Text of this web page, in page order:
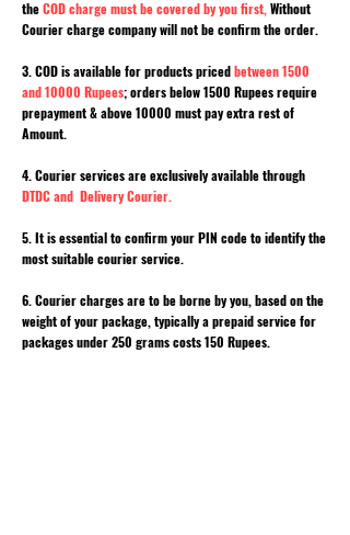
theCOD charge must be covered by you first, Without
Courier charge company will not be confirm the order.
3. COD is available for products pricedbetween 1500
and 10000 Rupees; orders below 1500 Rupees require
prepayment & above 10000 must pay extra rest of
Amount.
4. Courier services are exclusively available through
DTDC and Delivery Courier.
5. It is essential to confirm your PIN code to identify the
most suitable courier service.
6. Courier charges are to be borne by you, based on the
weight of your package, typically a prepaid service for
packages under 250 grams costs 150 Rupees.